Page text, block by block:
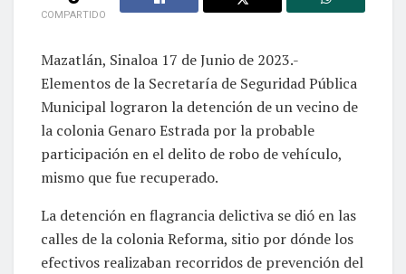
COMPARTIDO
Mazatlán, Sinaloa 17 de Junio de 2023.-
Elementos de la Secretaría de Seguridad Pública
Municipal lograron la detención de un vecino de
la colonia Genaro Estrada por la probable
participación en el delito de robo de vehículo,
mismo que fue recuperado.
La detención en flagrancia delictiva se dió en las
calles de la colonia Reforma, sitio por dónde los
efectivos realizaban recorridos de prevención del